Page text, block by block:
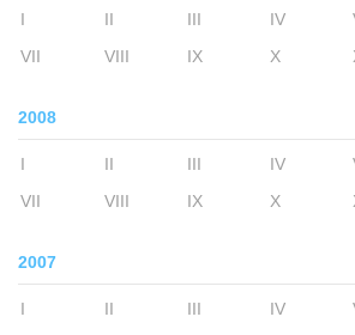
I II III IV
VII
VIII IX X
2008
I II III IV
VII
VIII IX X
2007
I II III IV